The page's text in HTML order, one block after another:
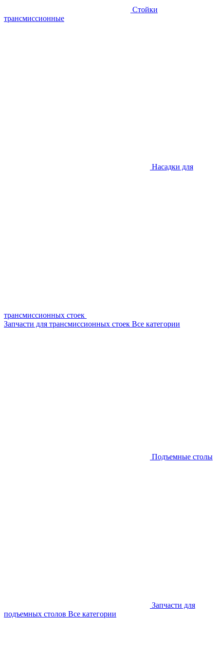
Стойки
трансмиссионные
Насадки для
трансмиссионных стоек
Запчасти для трансмиссионных стоек Все категории
Подъемные столы
Запчасти для
подъемных столов Все категории